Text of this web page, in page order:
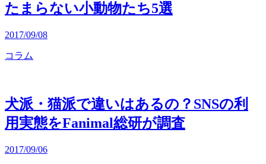
たまらない小動物たち5選
2017/09/08
コラム
犬派・猫派で違いはあるの？SNSの利
用実態をFanimal総研が調査
2017/09/06